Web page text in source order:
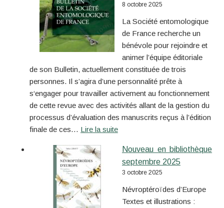
8 octobre 2025
La Société entomologique
de France recherche un
bénévole pour rejoindre et
animer l’équipe éditoriale
de son Bulletin, actuellement constituée de trois
personnes. Il s’agira d’une personnalité prête à
s‘engager pour travailler activement au fonctionnement
de cette revue avec des activités allant de la gestion du
processus d’évaluation des manuscrits reçus à l’édition
finale de ces… Lire la suite
Nouveau en bibliothèque
septembre 2025
3 octobre 2025
Névroptéroïdes d’Europe
Textes et illustrations :